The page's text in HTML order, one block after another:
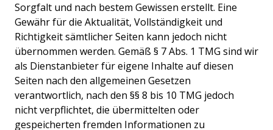
Sorgfalt und nach bestem Gewissen erstellt. Eine
Gewähr für die Aktualität, Vollständigkeit und
Richtigkeit sämtlicher Seiten kann jedoch nicht
übernommen werden. Gemäß § 7 Abs. 1 TMG sind wir
als Dienstanbieter für eigene Inhalte auf diesen
Seiten nach den allgemeinen Gesetzen
verantwortlich, nach den §§ 8 bis 10 TMG jedoch
nicht verpflichtet, die übermittelten oder
gespeicherten fremden Informationen zu